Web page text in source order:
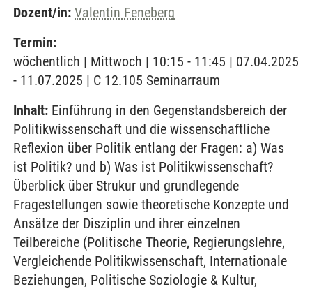
Dozent/in: Valentin Feneberg
Termin:
wöchentlich | Mittwoch | 10:15 - 11:45 | 07.04.2025
- 11.07.2025 | C 12.105 Seminarraum
Inhalt: Einführung in den Gegenstandsbereich der
Politikwissenschaft und die wissenschaftliche
Reflexion über Politik entlang der Fragen: a) Was
ist Politik? und b) Was ist Politikwissenschaft?
Überblick über Strukur und grundlegende
Fragestellungen sowie theoretische Konzepte und
Ansätze der Disziplin und ihrer einzelnen
Teilbereiche (Politische Theorie, Regierungslehre,
Vergleichende Politikwissenschaft, Internationale
Beziehungen, Politische Soziologie & Kultur,